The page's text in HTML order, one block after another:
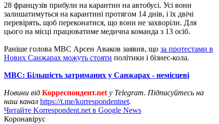
28 французів прибули на карантин на автобусі. Усі вони
залишатимуться на карантині протягом 14 днів, і їх двічі
перевірять, щоб переконатися, що вони не захворіли. Для
цього на місці працюватиме медична команда з 13 осіб.
Раніше голова МВС Арсен Аваков заявив, що за протестами в
Нових Санжарах можуть стояти політики і бізнес-кола.
МВС: Більшість затриманих у Санжарах - немісцеві
Новини від Корреспондент.net у Telegram. Підписуйтесь на
наш канал https://t.me/korrespondentnet.
Читайте Korrespondent.net в Google News
Коронавірус